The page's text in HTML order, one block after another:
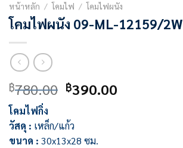
หน้าหลัก / โคมไฟ / โคมไฟผนัง
โคมไฟผนัง 09-ML-12159/2W
฿780.00 Original
was:
฿780.00.
฿390.00
โคมไฟกิ่ง
วัสดุ : เหล็ก/แก้ว
ขนาด : 30x13x28 ซม.